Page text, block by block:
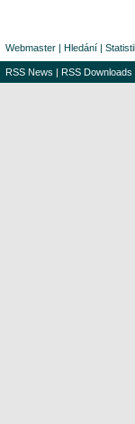
Webmaster | Hledání |
RSS News | RSS Downloads